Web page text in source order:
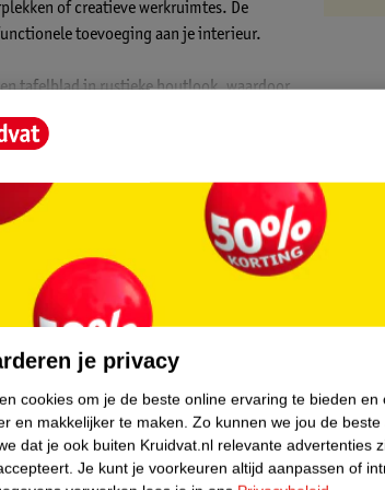
of creatieve werkruimtes. De
toevoeging aan je interieur.
tafelblad in rustieke houtlook, waardoor
maar ook uiterst stabiel en
ruimte voor een laptop, documenten en
voor kleine kantoren, slaapkamers of
hout geeft deze schrijftafel een
interieurs en voegt een decoratief
je privacy
cookies om je de beste online ervaring te bieden en
en makkelijker te maken. Zo kunnen we jou de
dat je ook buiten Kruidvat.nl relevante advertenties
Je kunt je voorkeuren altijd aanpassen of